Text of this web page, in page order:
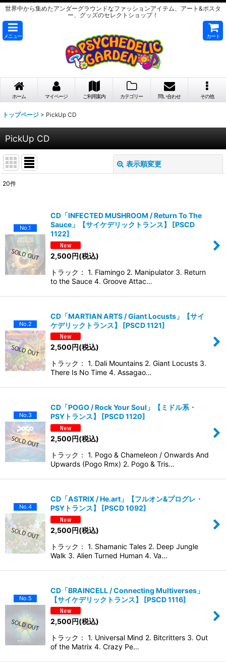
世界中から集めたアンダーグラウンドなファッションアイテム、アート&ポスタ
ー、グッズのセレクトショップ！
メニュー カート
ホーム マイページ ご利用案内 カテゴリー 問い合わせ その他
トップページ > PickUp CD
PickUp CD
表示順変更
20件
No.1
CD「INFECTED MUSHROOM / Return To The
Sauce」【サイケデリックトランス】
[PSCD
1122]
2,500円(税込)
トラック： 1. Flamingo 2. Manipulator 3. Return
to the Sauce 4. Groove Attac…
No.2
CD「MARTIAN ARTS / Giant Locusts」【サイ
ケデリックトランス】
[PSCD 1121]
2,500円(税込)
トラック： 1. Dali Mountains 2. Giant Locusts 3.
There Is No Time 4. Assagao…
No.3
CD「POGO / Rock Your Soul」【ミドル系・
PSYトランス】
[PSCD 1120]
2,500円(税込)
トラック： 1. Pogo & Chameleon / Onwards And
Upwards (Pogo Rmx) 2. Pogo & Tris…
No.4
CD「ASTRIX / He.art」【フルオン&プログレ・
PSYトランス】
[PSCD 1092]
2,500円(税込)
トラック： 1. Shamanic Tales 2. Deep Jungle
Walk 3. Alien Turned Human 4. Va…
No.5
CD「BRAINCELL / Connecting Multiverses」
【サイケデリックトランス】
[PSCD 1116]
2,500円(税込)
トラック： 1. Universal Mind 2. Bitcritters 3. Out
of the Matrix 4. Crazy Pe…